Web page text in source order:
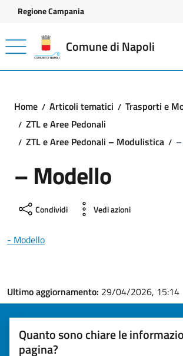
Vai ai contenuti
Vai al footer
Regione Campania
Comune di Napoli
Home Articoli tematici
Trasporti e
ZTL e Aree Pedonali
ZTL e Aree Pedonali – Modulistica
– Modello
Condividi Vedi azioni
- Modello
Ultimo aggiornamento: 29/04/2026, 15:14
Quanto sono chiare le
pagina?